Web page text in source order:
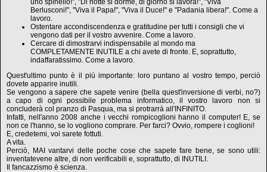
uno spinello!", "Di notte si dorme, di giorno si lavora!", "Viva
Berlusconi!", "Viva il Papa!", "Viva il Duce!" e "Padania libera!". Come a
lavoro.
Ostentare accondiscendenza e gratitudine per tutti i consigli che vi
vengono dati per il vostro avvenire. Come a lavoro.
Cercare di dimostrarvi indispensabile al mondo ma
COMPLETAMENTE INUTILE a chi avete di fronte. E, soprattutto,
indaffaratissimo. Come a lavoro.
Quest'ultimo punto è il più importante: loro puntano al vostro tempo, perciò
dovete apparire inutili.
Se vengono a sapere che sapete venire (bella quest'inversione di verbi, no?)
a capo di ogni possibile problema informatico, il vostro lavoro non si
concluderà col pranzo di Pasqua, ma si protrarrà all'INFINITO.
Infatti, nell'anno 2008 anche i vecchi rompicoglioni hanno il computer! E, se
non ce l'hanno, se lo vogliono comprare. Per farci? Ovvio, rompere i coglioni!
E, credetemi, voi sarete fottuti.
A vita.
Perciò, MAI vantarvi delle poche cose che sapete fare bene, se sono utili:
inventatevene altre, di non verificabili e, soprattutto, di INUTILI.
Il fancazzismo è scienza.